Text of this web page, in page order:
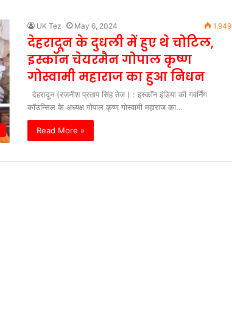
UK Tez May 6, 2024 1,949
देहरादून के दुधली में हुए थे चोटिल,
इस्कॉन चेयरमैन गोपाल कृष्ण
गोस्वामी महाराज का हुआ निधन
देहरादून (रजनीश प्रताप सिंह तेज ) : इस्कॉन इंडिया की गवर्निंग
कॉउन्सिल के अध्यक्ष गोपाल कृष्ण गोस्वामी महाराज का…
Read More »